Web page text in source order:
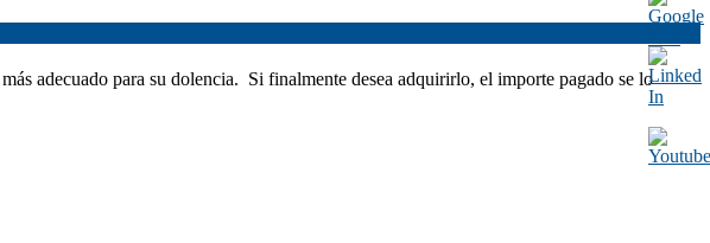
adecuado para su dolencia. Si finalmente desea adquirirlo, el importe pagado se lo